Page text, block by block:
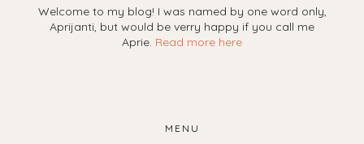
Welcome to my blog! I was named by one word only,
Aprijanti, but would be verry happy if you call me
Aprie. Read more here
MENU